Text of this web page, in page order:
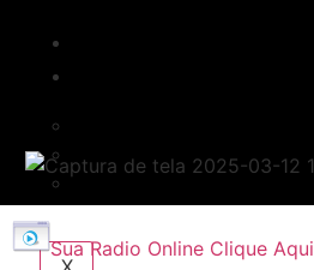
POLÍCIA
Sua Radio Online Clique Aqui